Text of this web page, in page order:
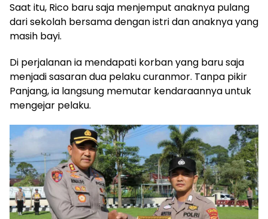
Saat itu, Rico baru saja menjemput anaknya pulang
dari sekolah bersama dengan istri dan anaknya yang
masih bayi.
Di perjalanan ia mendapati korban yang baru saja
menjadi sasaran dua pelaku curanmor. Tanpa pikir
Panjang, ia langsung memutar kendaraannya untuk
mengejar pelaku.